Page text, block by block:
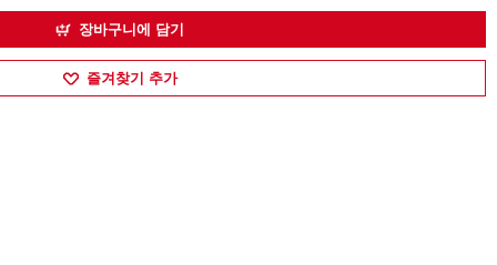
장바구니에 담기
즐겨찾기 추가